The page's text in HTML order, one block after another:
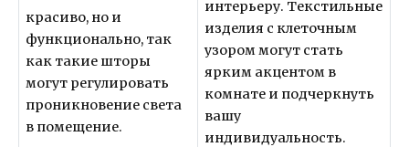
красиво, но и
функционально, так
как такие шторы
могут регулировать
проникновение света
в помещение.
интерьеру. Текстильные
изделия с клеточным
узором могут стать
ярким акцентом в
комнате и подчеркнуть
вашу
индивидуальность.